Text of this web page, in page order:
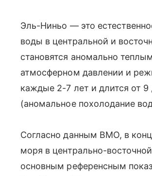
Эль-Ниньо — это
воды в центральной и
становятся аномально
атмосферном давлении и
каждые 2-7 лет и длится от
(аномальное похолодание
Согласно данным ВМО, в
моря в центрально-
основным референсным